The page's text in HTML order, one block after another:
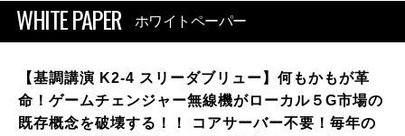
WHITE PAPER ホワイトペーパー
【基調講演 K2-4 スリーダブリュー】何もかもが革
命！ゲームチェンジャー無線機がローカル５G市場の
既存概念を破壊する！！ コアサーバー不要！毎年の